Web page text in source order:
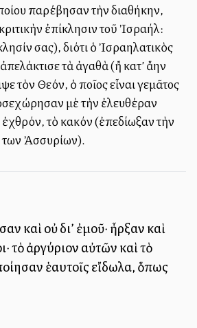
παρέβησαν τὴν διαθήκην,
ἐπίκλησιν τοῦ Ἰσραήλ:
σας), διότι ὁ Ἰσραηλατικὸς
τὰ ἀγαθὰ (ἢ κατ’ ἄλλην
τὸν Θεόν, ὁ Ὁποῖος εἶναι γεμᾶτος
μὲ τὴν ἐλευθέραν
ἐχθρόν, τὸ κακόν (ἐπεδίωξαν τὴν
Ἀσσυρίων).
καὶ οὐ δι’ ἐμοῦ· ἦρξαν καὶ
τὸ ἀργύριον αὐτῶν καὶ τὸ
ἑαυτοῖς εἴδωλα, ὅπως